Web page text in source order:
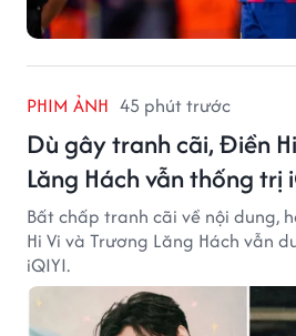
PHIM ẢNH 45 phút trước
Dù gây tranh cãi, Điền
Lăng Hách vẫn thống trị
Bất chấp tranh cãi về nội dung,
Hi Vi và Trương Lăng Hách vẫn
iQIYI.